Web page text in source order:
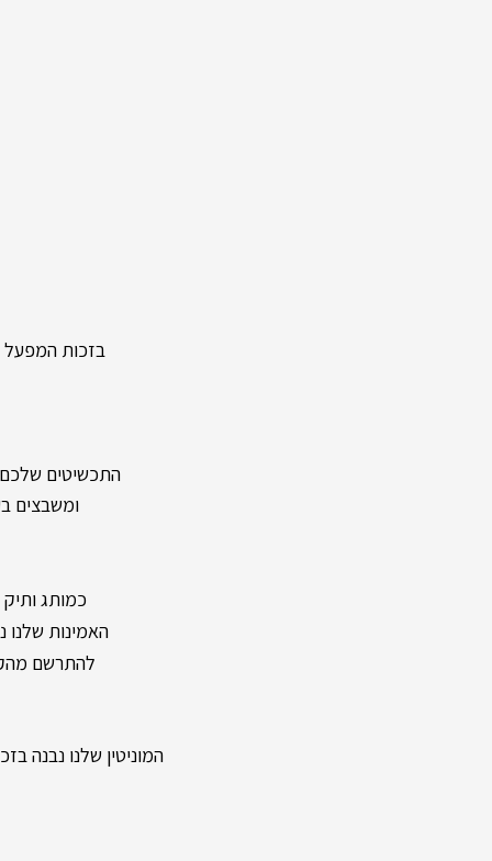
בזכות המפעל
התכשיטים שלכם
ומשבצים
כמותג ותיק
האמינות שלנו נשענת על מעל 40 שנות וותק
להתרשם
המוניטין שלנו נבנה